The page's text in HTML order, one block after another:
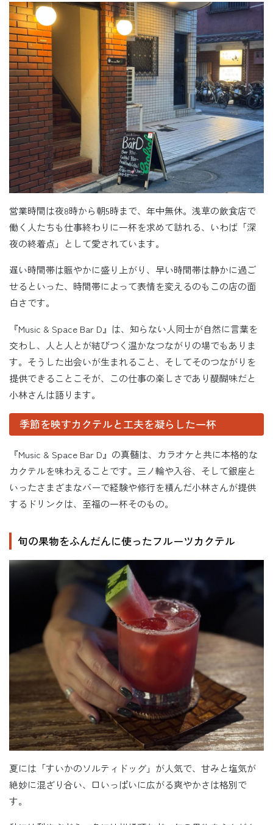
営業時間は夜8時から朝5時まで、年中無休。浅草の飲食店で
働く人たちも仕事終わりに一杯を求めて訪れる、いわば「深
夜の終着点」として愛されています。
遅い時間帯は賑やかに盛り上がり、早い時間帯は静かに過ご
せるといった、時間帯によって表情を変えるのもこの店の面
白さです。
『Music & Space Bar D』は、知らない人同士が自然に言葉を
交わし、人と人とが結びつく温かなつながりの場でもありま
す。そうした出会いが生まれること、そしてそのつながりを
提供できることこそが、この仕事の楽しさであり醍醐味だと
小林さんは語ります。
季節を映すカクテルと工夫を凝らした一杯
『Music & Space Bar D』の真髄は、カラオケと共に本格的な
カクテルを味わえることです。三ノ輪や入谷、そして銀座と
いったさまざまなバーで経験や修行を積んだ小林さんが提供
するドリンクは、至福の一杯そのもの。
旬の果物をふんだんに使ったフルーツカクテル
夏には「すいかのソルティドッグ」が人気で、甘みと塩気が
絶妙に混ざり合い、口いっぱいに広がる爽やかさは格別で
す。